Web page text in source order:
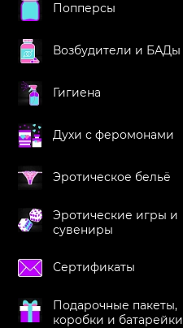
Попперсы
Возбудители и БАДы
Гигиена
Духи с феромонами
Эротическое бельё
Эротические игры и
сувениры
Сертификаты
Подарочные пакеты,
коробки и батарейки